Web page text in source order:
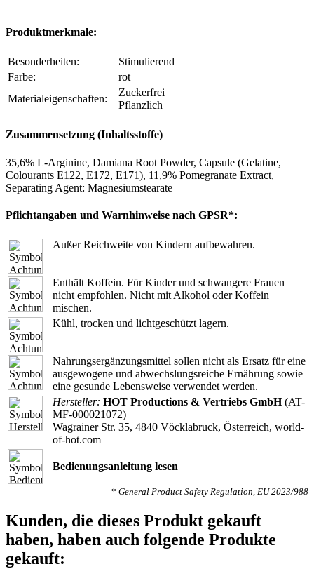
Produktmerkmale:
Besonderheiten:
Stimulierend
Farbe:
rot
Materialeigenschaften:
Zuckerfrei
Pflanzlich
Zusammensetzung (Inhaltsstoffe)
35,6% L-Arginine, Damiana Root Powder, Capsule (Gelatine,
Colourants E122, E172, E171), 11,9% Pomegranate Extract,
Separating Agent: Magnesiumstearate
Pflichtangaben und Warnhinweise nach GPSR*:
Außer Reichweite von Kindern aufbewahren.
Enthält Koffein. Für Kinder und schwangere Frauen
nicht empfohlen. Nicht mit Alkohol oder Koffein
mischen.
Kühl, trocken und lichtgeschützt lagern.
Nahrungsergänzungsmittel sollen nicht als Ersatz für eine
ausgewogene und abwechslungsreiche Ernährung sowie
eine gesunde Lebensweise verwendet werden.
Hersteller: HOT Productions & Vertriebs GmbH(AT-
MF-000021072)
Wagrainer Str. 35, 4840 Vöcklabruck, Österreich, world-
of-hot.com
Bedienungsanleitung lesen
* General Product Safety Regulation, EU 2023/988
Kunden, die dieses Produkt gekauft
haben, haben auch folgende Produkte
gekauft: